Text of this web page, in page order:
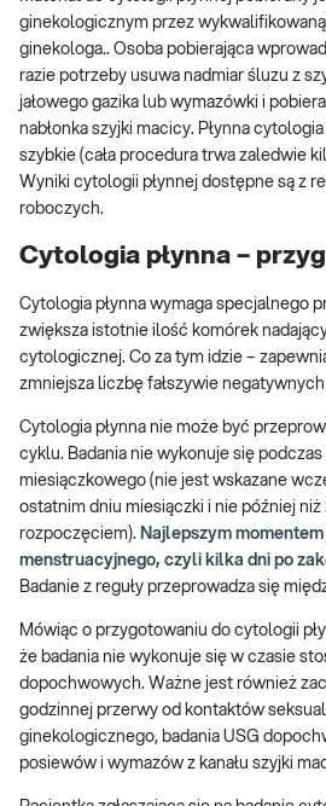
ginekologicznym przez wykwalifikowaną
ginekologa.. Osoba pobierająca
razie potrzeby usuwa nadmiar śluzu z
jałowego gazika lub wymazówki i
nabłonka szyjki macicy. Płynna
szybkie (cała procedura trwa zaledwie
Wyniki cytologii płynnej dostępne są z
roboczych.
Cytologia płynna –
Cytologia płynna wymaga specjalnego
zwiększa istotnie ilość komórek
cytologicznej. Co za tym idzie –
zmniejsza liczbę fałszywie
Cytologia płynna nie może być
cyklu. Badania nie wykonuje się
miesiączkowego (nie jest wskazane
ostatnim dniu miesiączki i nie później niż
rozpoczęciem). Najlepszym
menstruacyjnego, czyli kilka dni po
Badanie z reguły przeprowadza się
Mówiąc o przygotowaniu do cytologii
że badania nie wykonuje się w czasie
dopochwowych. Ważne jest również
godzinnej przerwy od kontaktów
ginekologicznego, badania USG
posiewów i wymazów z kanału szyjki